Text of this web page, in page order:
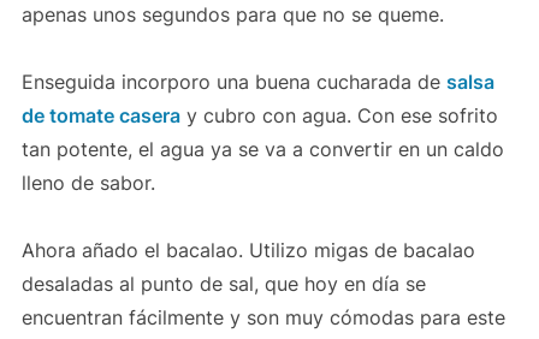
apenas unos segundos para que no se queme.
Enseguida incorporo una buena cucharada de salsa
de tomate caseray cubro con agua. Con ese sofrito
tan potente, el agua ya se va a convertir en un caldo
lleno de sabor.
Ahora añado el bacalao. Utilizo migas de bacalao
desaladas al punto de sal, que hoy en día se
encuentran fácilmente y son muy cómodas para este